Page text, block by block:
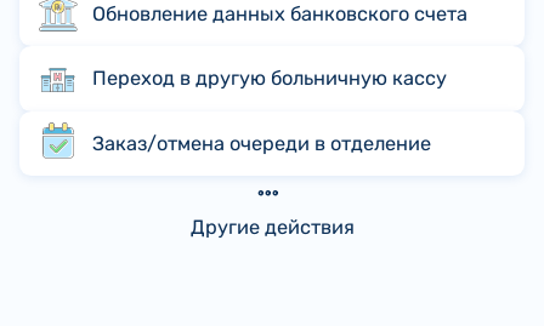
Обновление данных банковского счета
Переход в другую больничную кассу
Заказ/отмена очереди в отделение
Другие действия